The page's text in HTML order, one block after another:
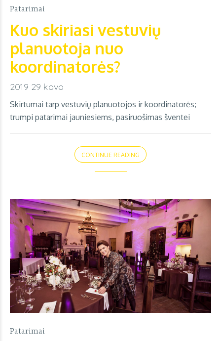
Patarimai
Kuo skiriasi vestuvių
planuotoja nuo
koordinatorės?
2019 29 kovo
Skirtumai tarp vestuvių planuotojos ir koordinatorės;
trumpi patarimai jauniesiems, pasiruošimas šventei
CONTINUE READING
Patarimai